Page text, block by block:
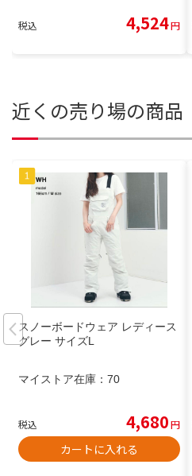
税込 4,524円
近くの売り場の商品
スノーボードウェア レディース
グレー サイズL
マイストア在庫： 70
税込 4,680円
カートに入れる